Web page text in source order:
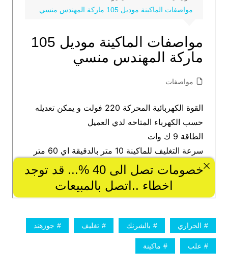
الحراري بالشرنك تغليف جوزهند
علب ماكينة